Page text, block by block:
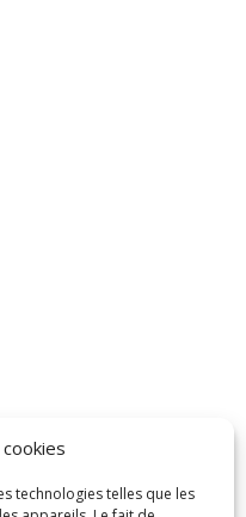
technologies telles que les